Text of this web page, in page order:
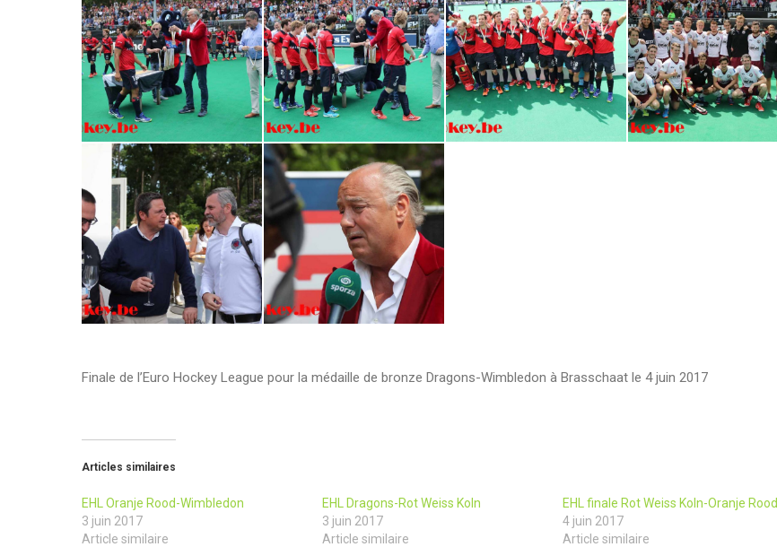
Finale de l’Euro Hockey League pour la médaille de bronze Dragons-Wimbledon à Brasschaat le 4 juin 2017
Articles similaires
EHL Oranje Rood-Wimbledon
3 juin 2017
Article similaire
EHL Dragons-Rot Weiss Koln
3 juin 2017
Article similaire
EHL finale Rot Weiss Koln-Oranje Rood
4 juin 2017
Article similaire